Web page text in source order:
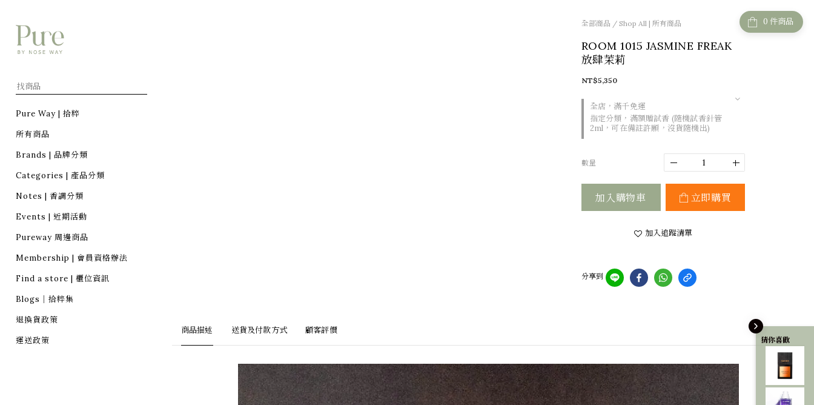
猜你喜歡
Pure Way | 拾粹
所有商品
Brands | 品牌分類
Categories | 產品分類
Notes | 香調分類
Events | 近期活動
Pureway 周邊商品
Membership | 會員資格辦法
Find a store | 櫃位資訊
Blogs｜拾粹集
退換貨政策
運送政策
件商品
全部商品 / Shop All | 所有商品
ROOM 1015 JASMINE FREAK
放肆茉莉
全店，滿千免運
指定分類，滿額贈試香 (隨機試香針管
2ml，可在備註許願，沒貨隨機出)
NT$5,350
數量
加入購物車 立即購買
加入追蹤清單
分享到
商品描述 送貨及付款方式 顧客評價